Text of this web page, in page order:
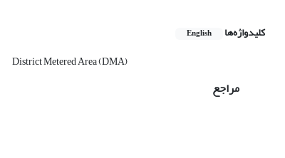
کلیدواژه‌ها English
District Metered Area (DMA)
مراجع